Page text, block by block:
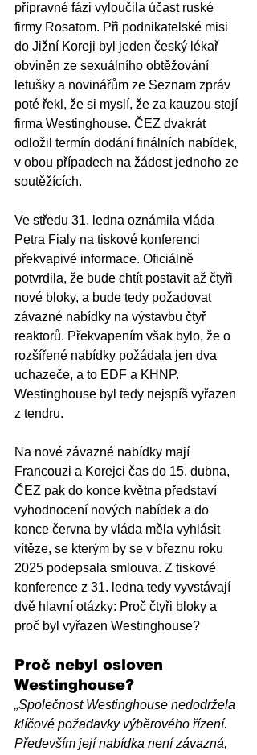
přípravné fázi vyloučila účast ruské
firmy Rosatom. Při podnikatelské misi
do Jižní Koreji byl jeden český lékař
obviněn ze sexuálního obtěžování
letušky a novinářům ze Seznam zpráv
poté řekl, že si myslí, že za kauzou stojí
firma Westinghouse. ČEZ dvakrát
odložil termín dodání finálních nabídek,
v obou případech na žádost jednoho ze
soutěžících.
Ve středu 31. ledna oznámila vláda
Petra Fialy na tiskové konferenci
překvapivé informace. Oficiálně
potvrdila, že bude chtít postavit až čtyři
nové bloky, a bude tedy požadovat
závazné nabídky na výstavbu čtyř
reaktorů. Překvapením však bylo, že o
rozšířené nabídky požádala jen dva
uchazeče, a to EDF a KHNP.
Westinghouse byl tedy nejspíš vyřazen
z tendru.
Na nové závazné nabídky mají
Francouzi a Korejci čas do 15. dubna,
ČEZ pak do konce května představí
vyhodnocení nových nabídek a do
konce června by vláda měla vyhlásit
vítěze, se kterým by se v březnu roku
2025 podepsala smlouva. Z tiskové
konference z 31. ledna tedy vyvstávají
dvě hlavní otázky: Proč čtyři bloky a
proč byl vyřazen Westinghouse?
Proč nebyl osloven
Westinghouse?
„Společnost Westinghouse nedodržela
klíčové požadavky výběrového řízení.
Především její nabídka není závazná,